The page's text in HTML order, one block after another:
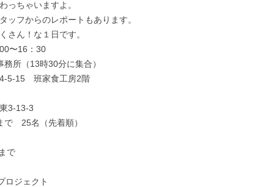
っちゃいますよ。
ッフからのレポートもあります。
さん！な１日です。
〜16：30
所（13時30分に集合）
家食工房2階
3
　25名（先着順）
で
ロジェクト